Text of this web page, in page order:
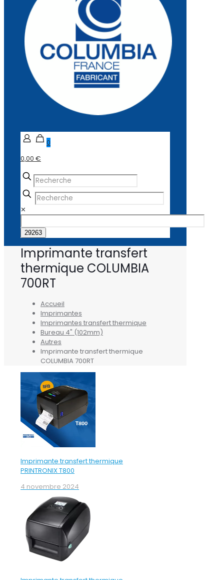
0
0,00 €
✕
Imprimante transfert
thermique COLUMBIA
700RT
Accueil
Imprimantes
Imprimantes transfert thermique
Bureau 4" (102mm)
Autres
Imprimante transfert thermique
COLUMBIA 700RT
Imprimante transfert thermique
PRINTRONIX T800
4 novembre 2024